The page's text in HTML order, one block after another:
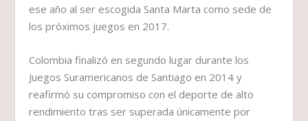
ese año al ser escogida Santa Marta como sede de
los próximos juegos en 2017.
Colombia finalizó en segundo lugar durante los
Juegos Suramericanos de Santiago en 2014 y
reafirmó su compromiso con el deporte de alto
rendimiento tras ser superada únicamente por